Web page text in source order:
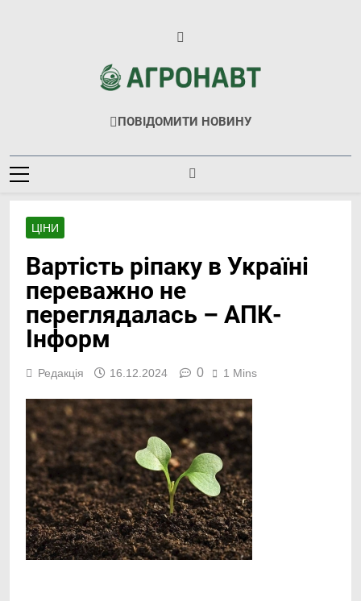
Агронавт
Новини Українського Агробізнесу
ПОВІДОМИТИ НОВИНУ
ЦІНИ
Вартість ріпаку в Україні
переважно не
переглядалась – АПК-
Інформ
Редакція 16.12.2024 0 1 Mins